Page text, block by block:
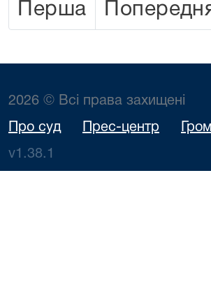
Перша
2026 © Всі права захищені
Про суд Прес-центр
v1.38.1